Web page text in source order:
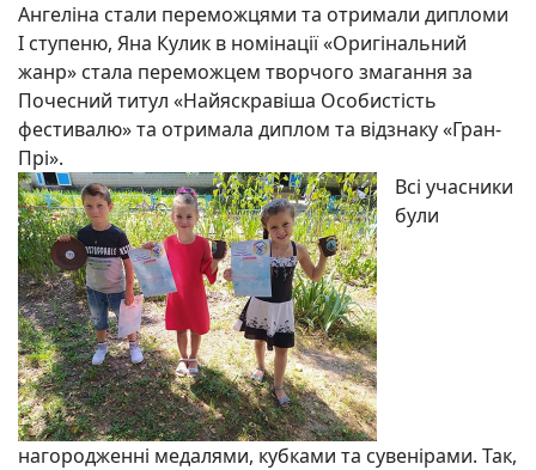
Ангеліна стали переможцями та отримали дипломи
І ступеню, Яна Кулик в номінації «Оригінальний
жанр» стала переможцем творчого змагання за
Почесний титул «Найяскравіша Особистість
фестивалю» та отримала диплом та відзнаку «Гран-
Прі».
Всі учасники
були
нагородженні медалями, кубками та сувенірами. Так,